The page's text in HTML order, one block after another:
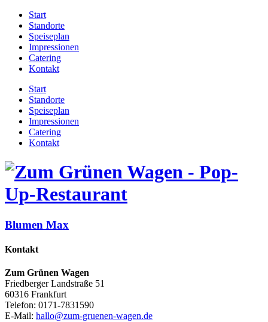
Start
Standorte
Speiseplan
Impressionen
Catering
Kontakt
Start
Standorte
Speiseplan
Impressionen
Catering
Kontakt
Blumen Max
Kontakt
Zum Grünen Wagen
Friedberger Landstraße 51
60316 Frankfurt
Telefon: 0171-7831590
E-Mail: hallo@zum-gruenen-wagen.de